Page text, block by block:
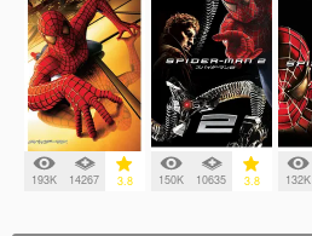
193K 14267 3.8 150K 10635 3.8 132K